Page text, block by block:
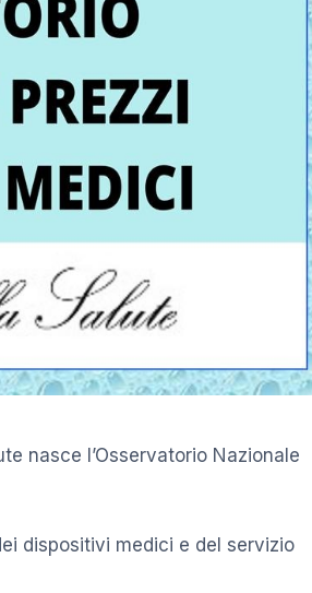
nasce l’Osservatorio Nazionale
dispositivi medici e del servizio